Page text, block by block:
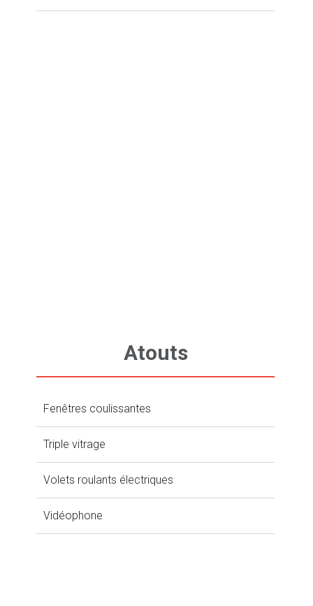
Atouts
Fenêtres coulissantes
Triple vitrage
Volets roulants électriques
Vidéophone